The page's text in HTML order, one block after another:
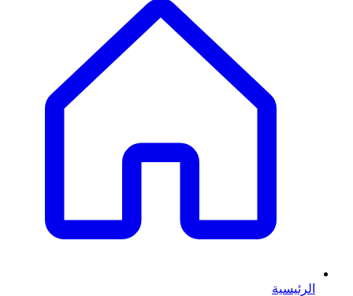
الرئيسية